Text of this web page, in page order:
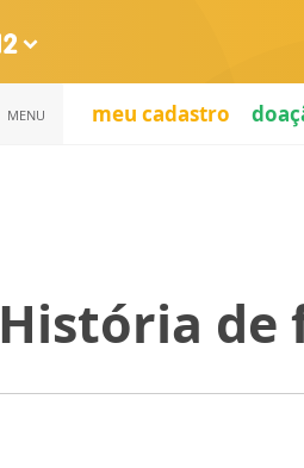
MENU meu cadastro
História de